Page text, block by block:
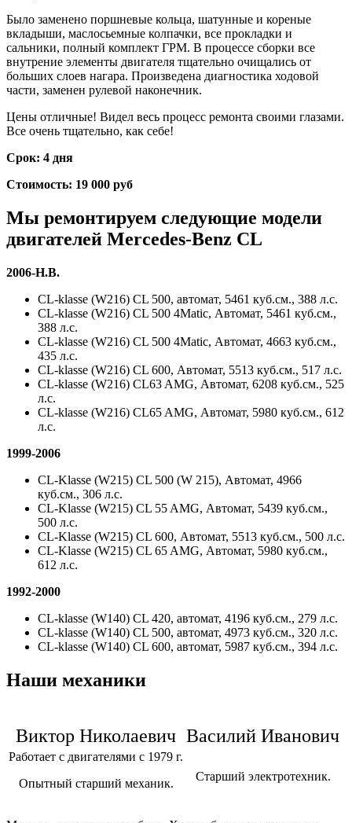
Было заменено поршневые кольца, шатунные и кореные
вкладыши, маслосьемные колпачки, все прокладки и
сальники, полный комплект ГРМ. В процессе сборки все
внутрение элементы двигателя тщательно очищались от
больших слоев нагара. Произведена диагностика ходовой
части, заменен рулевой наконечник.
Цены отличные! Видел весь процесс ремонта своими глазами.
Все очень тщательно, как себе!
Срок: 4 дня
Стоимость: 19 000 руб
Мы ремонтируем следующие модели
двигателей Mercedes-Benz CL
2006-Н.В.
CL-klasse (W216) CL 500, автомат, 5461 куб.см., 388 л.с.
CL-klasse (W216) CL 500 4Matic, Автомат, 5461 куб.см.,
388 л.с.
CL-klasse (W216) CL 500 4Matic, Автомат, 4663 куб.см.,
435 л.с.
CL-klasse (W216) CL 600, Автомат, 5513 куб.см., 517 л.с.
CL-klasse (W216) CL63 AMG, Автомат, 6208 куб.см., 525
л.с.
CL-klasse (W216) CL65 AMG, Автомат, 5980 куб.см., 612
л.с.
1999-2006
CL-Klasse (W215) CL 500 (W 215), Автомат, 4966
куб.см., 306 л.с.
CL-Klasse (W215) CL 55 AMG, Автомат, 5439 куб.см.,
500 л.с.
CL-Klasse (W215) CL 600, Автомат, 5513 куб.см., 500 л.с.
CL-Klasse (W215) CL 65 AMG, Автомат, 5980 куб.см.,
612 л.с.
1992-2000
CL-klasse (W140) CL 420, автомат, 4196 куб.см., 279 л.с.
CL-klasse (W140) CL 500, автомат, 4973 куб.см., 320 л.с.
CL-klasse (W140) CL 600, автомат, 5987 куб.см., 394 л.с.
Наши механики
Виктор Николаевич Василий Иванович
Работает с двигателями с 1979 г.
Опытный старший механик.
Старший электротехник.